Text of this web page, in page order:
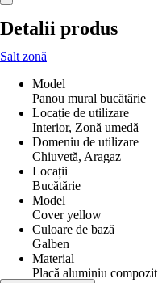
Detalii produs
Salt zonă
Model
Panou mural bucătărie
Locație de utilizare
Interior, Zonă umedă
Domeniu de utilizare
Chiuvetă, Aragaz
Locații
Bucătărie
Model
Cover yellow
Culoare de bază
Galben
Material
Placă aluminiu compozit